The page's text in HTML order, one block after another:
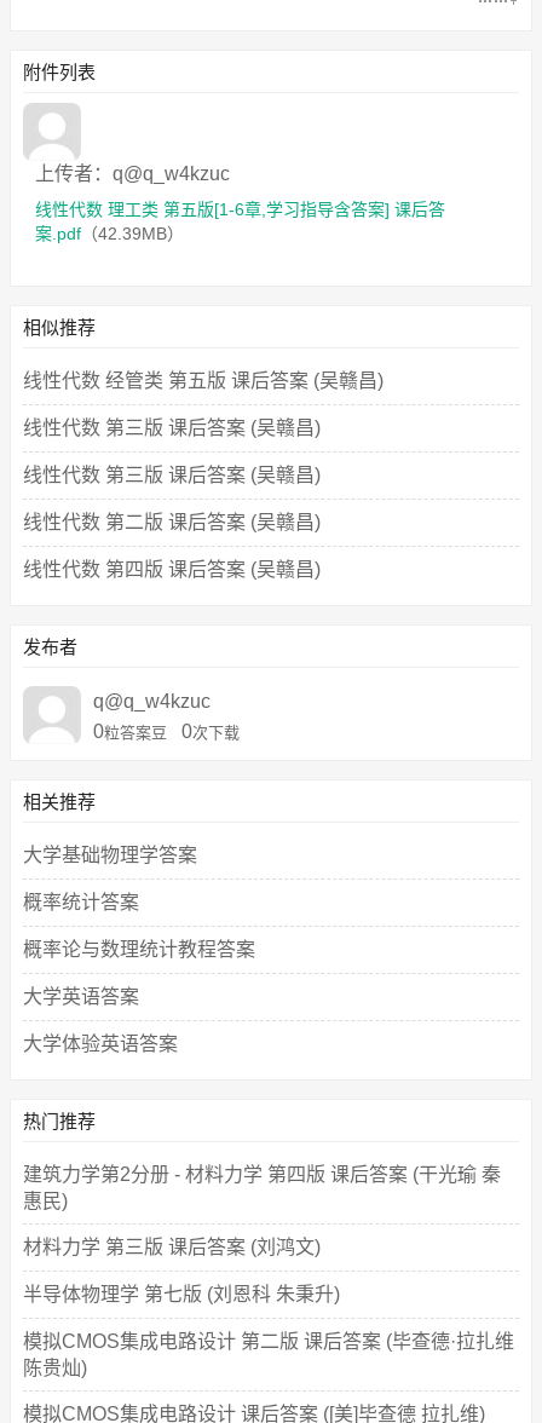
附件列表
上传者：q@q_w4kzuc
线性代数 理工类 第五版[1-6章,学习指导含答案] 课后答
案.pdf （42.39MB）
相似推荐
线性代数 经管类 第五版 课后答案 (吴赣昌)
线性代数 第三版 课后答案 (吴赣昌)
线性代数 第三版 课后答案 (吴赣昌)
线性代数 第二版 课后答案 (吴赣昌)
线性代数 第四版 课后答案 (吴赣昌)
发布者
q@q_w4kzuc
0粒答案豆 0次下载
相关推荐
大学基础物理学答案
概率统计答案
概率论与数理统计教程答案
大学英语答案
大学体验英语答案
热门推荐
建筑力学第2分册 - 材料力学 第四版 课后答案 (干光瑜 秦
惠民)
材料力学 第三版 课后答案 (刘鸿文)
半导体物理学 第七版 (刘恩科 朱秉升)
模拟CMOS集成电路设计 第二版 课后答案 (毕查德·拉扎维
陈贵灿)
模拟CMOS集成电路设计 课后答案 ([美]毕查德 拉扎维)